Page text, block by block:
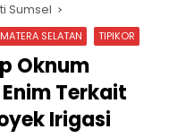
Sumsel
SELATAN TIPIKOR
Oknum
Terkait
Irigasi